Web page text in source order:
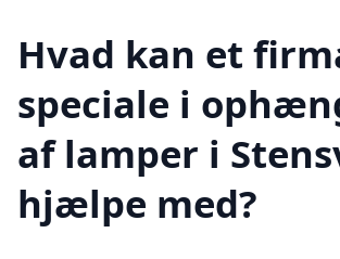
Hvad kan et
speciale i
af lamper i
hjælpe med?